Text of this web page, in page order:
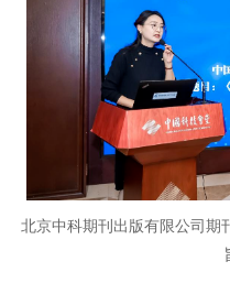
北京中科期刊出版有限公司期